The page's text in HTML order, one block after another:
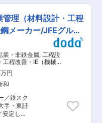
ーミング
に基づい
術打ち合
製品製造
国以上
経験は不
未経験の
培って
連続月給
〜 創業
られる特
工方法、
ですが、
右する重
る業務】
して、
の検討、
密な部
ーとし
。高い
カーとの
した。
消費する
使う時
管理（材料設計・工程
メーカー/JFEグルー
業・非鉄金属, 工程設
工程改善・IE（機械・
開発（金属・鉄鋼） 製
工法開発（加工成
・ガラス） 分析・解
円
和
／鉄スク
手・東証
定した